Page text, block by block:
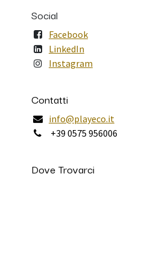
Social
Facebook
LinkedIn
Instagram
Contatti
info@playeco.it
+39 0575 956006
Dove Trovarci